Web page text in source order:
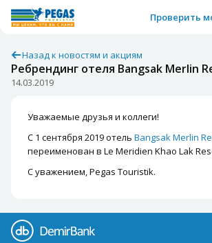
Проверить
Назад к новостям и акциям
Ребрендинг отеля Bangsak Merlin
14.03.2019
Уважаемые друзья и коллеги!
С 1 сентября 2019 отель Bangsak Merlin
переименован в Le Meridien Khao Lak
С уважением, Pegas Touristik.